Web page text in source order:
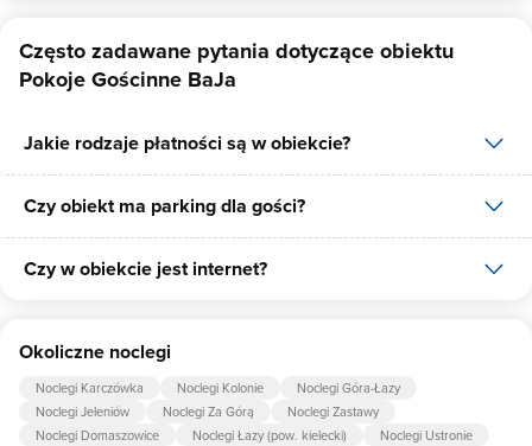
Często zadawane pytania dotyczące obiektu
Pokoje Gościnne BaJa
Jakie rodzaje płatności są w obiekcie?
W obiekcie dostępne są następujące formy płatności: gotówka.
Czy obiekt ma parking dla gości?
Tak, Pokoje Gościnne BaJa posiada bezpłatny parking dla gości na
Czy w obiekcie jest internet?
Okoliczne noclegi
Noclegi Karczówka Noclegi Kolonie
Noclegi Góra-Łazy
Noclegi Jeleniów
Noclegi Za Górą
Noclegi Zastawy
Noclegi Domaszowice
Noclegi Łazy (pow. kielecki)
Noclegi Ustronie